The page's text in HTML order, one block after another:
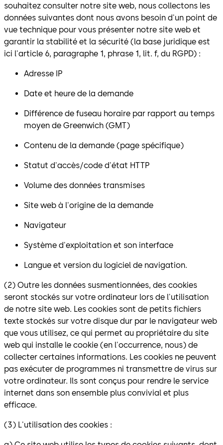
souhaitez consulter notre site web, nous collectons les
données suivantes dont nous avons besoin d'un point de
vue technique pour vous présenter notre site web et
garantir la stabilité et la sécurité (la base juridique est
ici l'article 6, paragraphe 1, phrase 1, lit. f, du RGPD) :
Adresse IP
Date et heure de la demande
Différence de fuseau horaire par rapport au temps
moyen de Greenwich (GMT)
Contenu de la demande (page spécifique)
Statut d'accès/code d'état HTTP
Volume des données transmises
Site web à l'origine de la demande
Navigateur
Système d'exploitation et son interface
Langue et version du logiciel de navigation.
(2) Outre les données susmentionnées, des cookies
seront stockés sur votre ordinateur lors de l'utilisation
de notre site web. Les cookies sont de petits fichiers
texte stockés sur votre disque dur par le navigateur web
que vous utilisez, ce qui permet au propriétaire du site
web qui installe le cookie (en l'occurrence, nous) de
collecter certaines informations. Les cookies ne peuvent
pas exécuter de programmes ni transmettre de virus sur
votre ordinateur. Ils sont conçus pour rendre le service
internet dans son ensemble plus convivial et plus
efficace.
(3) L'utilisation des cookies :